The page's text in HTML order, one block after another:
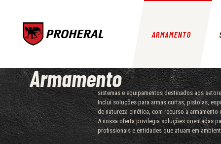
ARMAMENTO
Armamento
sistemas e equipamentos destinados aos
Inclui soluções para armas curtas, pistolas,
de natureza cinética, com recurso a
A nossa oferta privilegia soluções orientadas
profissionais e entidades que atuam em